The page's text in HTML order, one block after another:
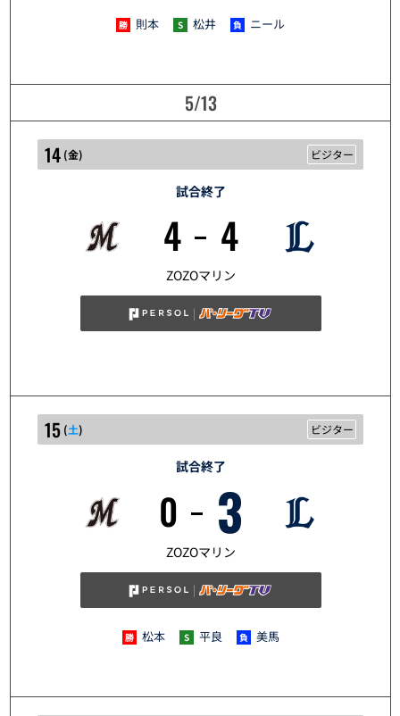
則本 松井 ニール
5/13
14 (金) ビジター
試合終了
4 4
ZOZOマリン
5/15
15 (土) ビジター
試合終了
0 3
ZOZOマリン
松本 平良 美馬